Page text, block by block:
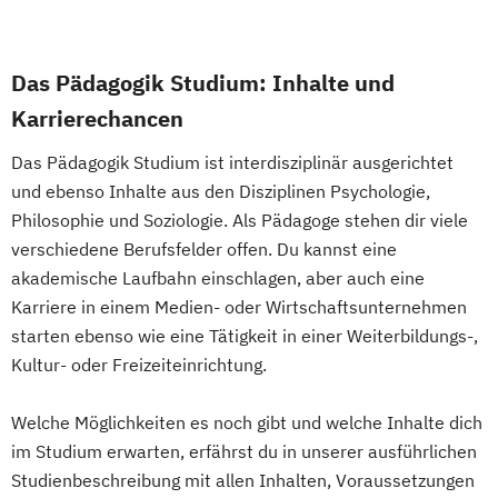
Chiropraktik
Chorleiten - in Theorie und Praxis
Circular and Return Migration Management
Clinical and Community Health Nursing
Content- und Community-Management
Controlling in Bauunternehmen und
Bauprojekten
Corporate Law / M&A |
Kooperationsprogramm mit der MANZ
Rechtsakademie
Counter-Terrorism
CVE and Intelligence
Crossmediale Ausstellungsentwicklung
Das Pädagogik Studium: Inhalte und
Karrierechancen
Das Pädagogik Studium ist interdisziplinär ausgerichtet
und ebenso Inhalte aus den Disziplinen Psychologie,
Philosophie und Soziologie. Als Pädagoge stehen dir viele
verschiedene Berufsfelder offen. Du kannst eine
akademische Laufbahn einschlagen, aber auch eine
Karriere in einem Medien- oder Wirtschaftsunternehmen
starten ebenso wie eine Tätigkeit in einer Weiterbildungs-,
Kultur- oder Freizeiteinrichtung.
Welche Möglichkeiten es noch gibt und welche Inhalte dich
im Studium erwarten, erfährst du in unserer ausführlichen
Studienbeschreibung mit allen Inhalten, Voraussetzungen